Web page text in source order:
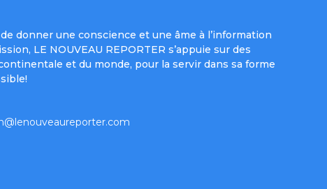
donner une conscience et une âme à l’information
LE NOUVEAU REPORTER s’appuie sur des
et du monde, pour la servir dans sa forme